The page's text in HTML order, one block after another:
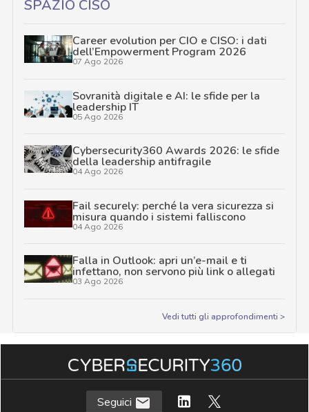
SPAZIO CISO
Career evolution per CIO e CISO: i dati
dell’Empowerment Program 2026
07 Ago 2026
Sovranità digitale e AI: le sfide per la
leadership IT
05 Ago 2026
Cybersecurity360 Awards 2026: le sfide
della leadership antifragile
04 Ago 2026
Fail securely: perché la vera sicurezza si
misura quando i sistemi falliscono
04 Ago 2026
Falla in Outlook: apri un’e-mail e ti
infettano, non servono più link o allegati
03 Ago 2026
Vedi tutti gli approfondimenti >
Seguici